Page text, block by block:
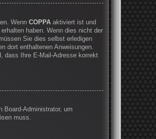
Wenn COPPA aktiviert ist und
haben. Wenn dies nicht der
Sie dies selbst erledigen
dort enthaltenen Anweisungen.
dass Ihre E-Mail-Adresse korrekt
Board-Administrator, um
muss.